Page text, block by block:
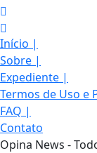
Início |
Sobre |
Expediente |
Termos de Uso e
FAQ |
Contato
Opina News -